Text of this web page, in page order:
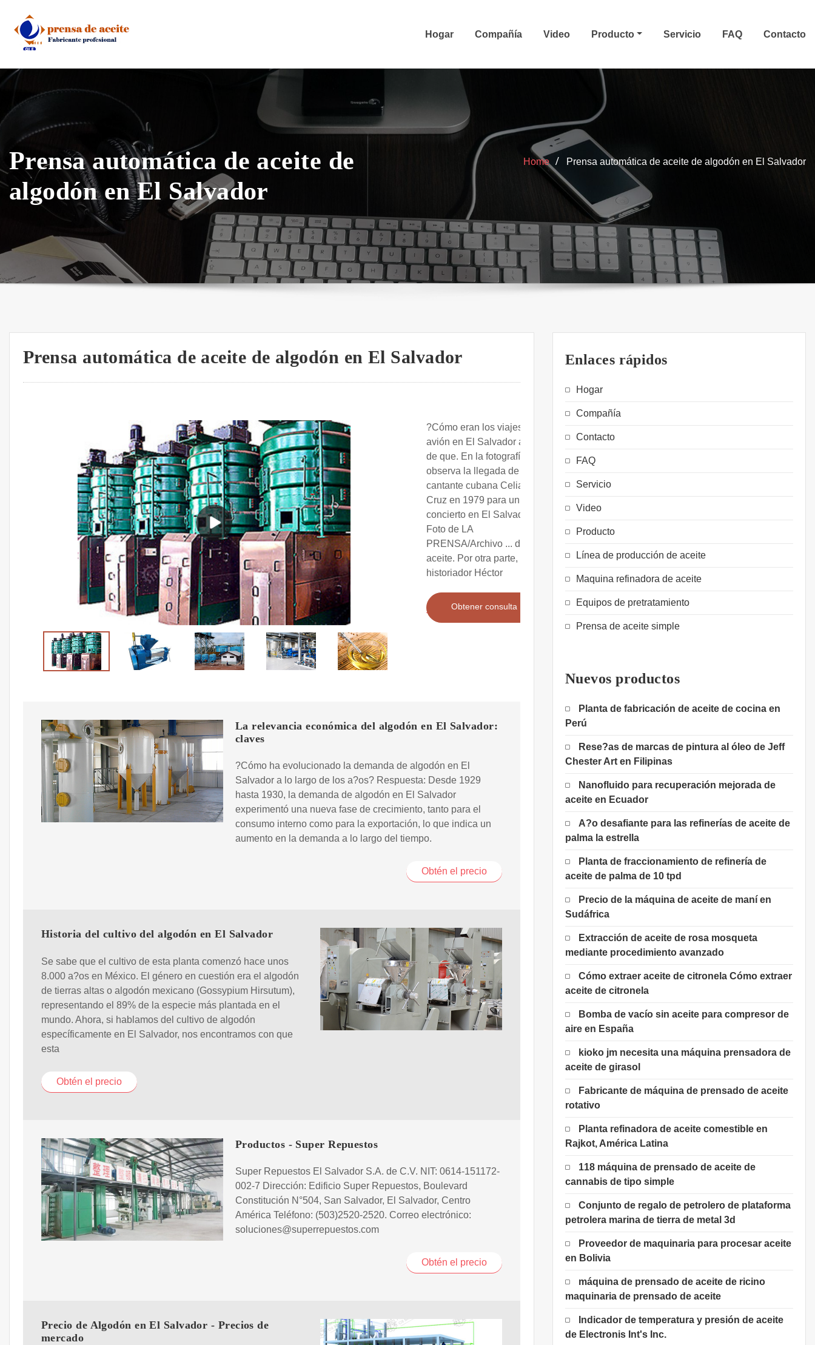
content
Hogar Compañía Video Producto Servicio FAQ Contacto
Prensa automática de aceite de
algodón en El Salvador
Home Prensa automática de aceite de algodón en El Salvador
Prensa automática de aceite de algodón en El Salvador
?Cómo eran los viajes en
avión en El Salvador antes
de que. En la fotografía se
observa la llegada de la
cantante cubana Celia
Cruz en 1979 para un
concierto en El Salvador.
Foto de LA
PRENSA/Archivo ... de
aceite. Por otra parte, el
historiador Héctor
Obtener consulta
La relevancia económica del algodón en El Salvador:
claves
?Cómo ha evolucionado la demanda de algodón en El
Salvador a lo largo de los a?os? Respuesta: Desde 1929
hasta 1930, la demanda de algodón en El Salvador
experimentó una nueva fase de crecimiento, tanto para el
consumo interno como para la exportación, lo que indica un
aumento en la demanda a lo largo del tiempo.
Obtén el precio
Historia del cultivo del algodón en El Salvador
Se sabe que el cultivo de esta planta comenzó hace unos
8.000 a?os en México. El género en cuestión era el algodón
de tierras altas o algodón mexicano (Gossypium Hirsutum),
representando el 89% de la especie más plantada en el
mundo. Ahora, si hablamos del cultivo de algodón
específicamente en El Salvador, nos encontramos con que
esta
Obtén el precio
Productos - Super Repuestos
Super Repuestos El Salvador S.A. de C.V. NIT: 0614-151172-
002-7 Dirección: Edificio Super Repuestos, Boulevard
Constitución N°504, San Salvador, El Salvador, Centro
América Teléfono: (503)2520-2520. Correo electrónico:
soluciones@superrepuestos.com
Obtén el precio
Precio de Algodón en El Salvador - Precios de
mercado
Enlaces rápidos
Hogar
Compañía
Contacto
FAQ
Servicio
Video
Producto
Línea de producción de aceite
Maquina refinadora de aceite
Equipos de pretratamiento
Prensa de aceite simple
Nuevos productos
Planta de fabricación de aceite de cocina en
Perú
Rese?as de marcas de pintura al óleo de Jeff
Chester Art en Filipinas
Nanofluido para recuperación mejorada de
aceite en Ecuador
A?o desafiante para las refinerías de aceite de
palma la estrella
Planta de fraccionamiento de refinería de
aceite de palma de 10 tpd
Precio de la máquina de aceite de maní en
Sudáfrica
Extracción de aceite de rosa mosqueta
mediante procedimiento avanzado
Cómo extraer aceite de citronela Cómo extraer
aceite de citronela
Bomba de vacío sin aceite para compresor de
aire en España
kioko jm necesita una máquina prensadora de
aceite de girasol
Fabricante de máquina de prensado de aceite
rotativo
Planta refinadora de aceite comestible en
Rajkot, América Latina
118 máquina de prensado de aceite de
cannabis de tipo simple
Conjunto de regalo de petrolero de plataforma
petrolera marina de tierra de metal 3d
Proveedor de maquinaria para procesar aceite
en Bolivia
máquina de prensado de aceite de ricino
maquinaria de prensado de aceite
Indicador de temperatura y presión de aceite
de Electronis Int's Inc.